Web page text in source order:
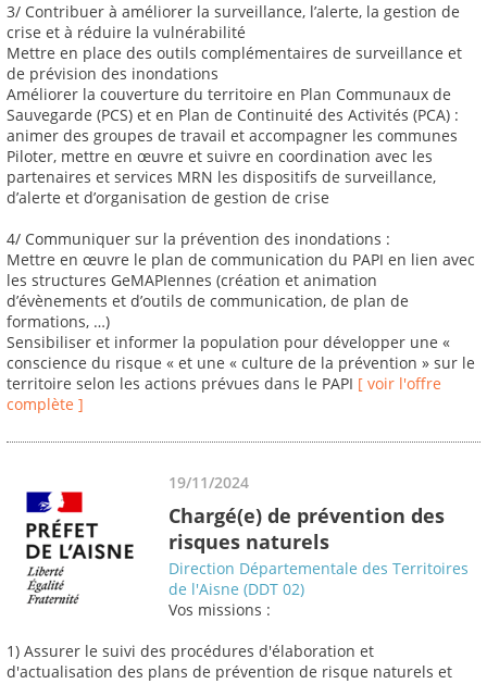
3/ Contribuer à améliorer la surveillance, l’alerte, la gestion de
crise et à réduire la vulnérabilité
Mettre en place des outils complémentaires de surveillance et
de prévision des inondations
Améliorer la couverture du territoire en Plan Communaux de
Sauvegarde (PCS) et en Plan de Continuité des Activités (PCA) :
animer des groupes de travail et accompagner les communes
Piloter, mettre en œuvre et suivre en coordination avec les
partenaires et services MRN les dispositifs de surveillance,
d’alerte et d’organisation de gestion de crise
4/ Communiquer sur la prévention des inondations :
Mettre en œuvre le plan de communication du PAPI en lien avec
les structures GeMAPIennes (création et animation
d’évènements et d’outils de communication, de plan de
formations, …)
Sensibiliser et informer la population pour développer une «
conscience du risque « et une « culture de la prévention » sur le
territoire selon les actions prévues dans le PAPI [ voir l'offre
complète ]
19/11/2024
Chargé(e) de prévention des
risques naturels
Direction Départementale des Territoires
de l'Aisne (DDT 02)
Vos missions :
1) Assurer le suivi des procédures d'élaboration et
d'actualisation des plans de prévention de risque naturels et